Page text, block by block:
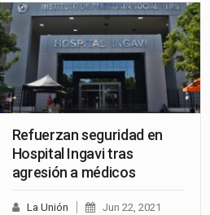
Refuerzan seguridad en
Hospital Ingavi tras
agresión a médicos
La Unión Jun 22, 2021